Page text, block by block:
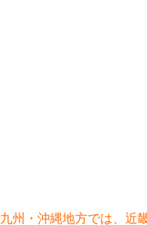
九州・沖縄地方では、近